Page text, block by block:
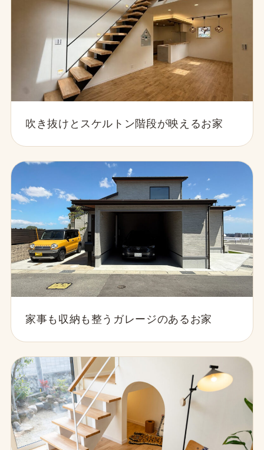
吹き抜けとスケルトン階段が映えるお家
家事も収納も整うガレージのあるお家